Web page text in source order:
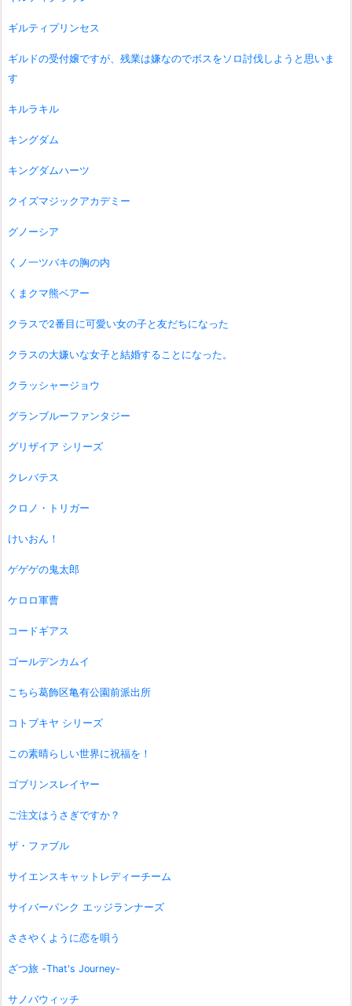
ギルティプリンセス
ギルドの受付嬢ですが、残業は嫌なのでボスをソロ討伐しようと思いま
す
キルラキル
キングダム
キングダムハーツ
クイズマジックアカデミー
グノーシア
くノ一ツバキの胸の内
くまクマ熊ベアー
クラスで2番目に可愛い女の子と友だちになった
クラスの大嫌いな女子と結婚することになった。
クラッシャージョウ
グランブルーファンタジー
グリザイア シリーズ
クレバテス
クロノ・トリガー
けいおん！
ゲゲゲの鬼太郎
ケロロ軍曹
コードギアス
ゴールデンカムイ
こちら葛飾区亀有公園前派出所
コトブキヤ シリーズ
この素晴らしい世界に祝福を！
ゴブリンスレイヤー
ご注文はうさぎですか？
ザ・ファブル
サイエンスキャットレディーチーム
サイバーパンク エッジランナーズ
ささやくように恋を唄う
ざつ旅 -That's Journey-
サノバウィッチ